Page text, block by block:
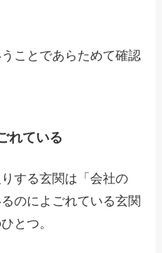
ことであらためて確認
れている
する玄関は「会社の
のによごれている玄関
とつ。